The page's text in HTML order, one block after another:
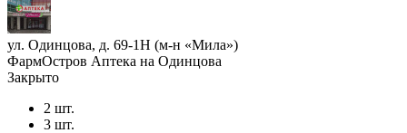
ул. Одинцова, д. 69-1Н (м-н «Мила»)
ФармОстров Аптека на Одинцова
Закрыто
2 шт.
3 шт.